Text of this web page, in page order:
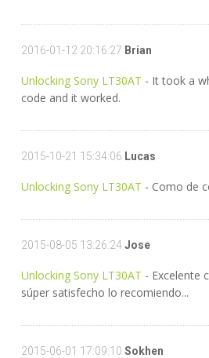
2016-01-12 20:16:27 Brian
Unlocking Sony LT30AT - It took a
code and it worked.
2015-10-21 15:34:06 Lucas
Unlocking Sony LT30AT - Como de
2015-08-05 13:26:24Jose
Unlocking Sony LT30AT - Excelente
súper satisfecho lo recomiendo...
2015-06-01 17:09:10 Sokhen